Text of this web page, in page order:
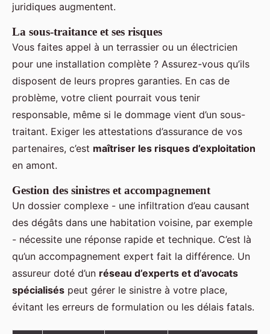
juridiques augmentent.
La sous-traitance et ses risques
Vous faites appel à un terrassier ou un électricien
pour une installation complète ? Assurez-vous qu’ils
disposent de leurs propres garanties. En cas de
problème, votre client pourrait vous tenir
responsable, même si le dommage vient d’un sous-
traitant. Exiger les attestations d’assurance de vos
partenaires, c’est maîtriser les risques d’exploitation
en amont.
Gestion des sinistres et accompagnement
Un dossier complexe - une infiltration d’eau causant
des dégâts dans une habitation voisine, par exemple
- nécessite une réponse rapide et technique. C’est là
qu’un accompagnement expert fait la différence. Un
assureur doté d’un réseau d’experts et d’avocats
spécialisés peut gérer le sinistre à votre place,
évitant les erreurs de formulation ou les délais fatals.